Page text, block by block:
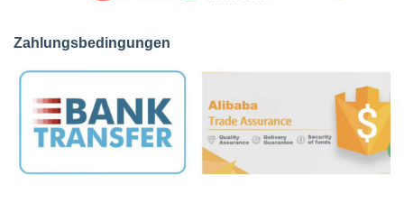
Zahlungsbedingungen